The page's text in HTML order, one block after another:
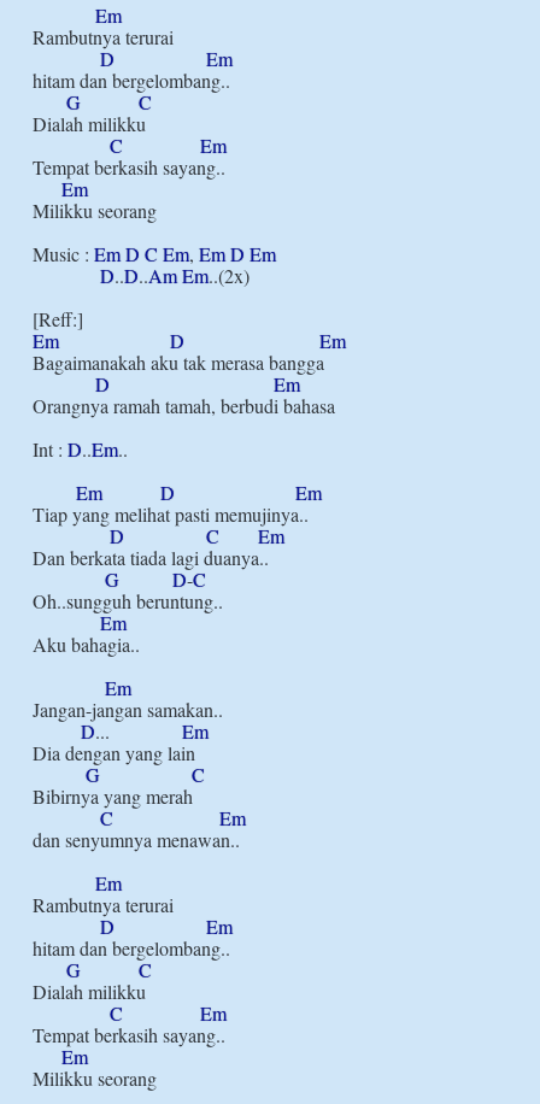
Em
Rambutnya terurai
D
Em
hitam dan bergelombang..
G
C
Dialah milikku
C
Em
Tempat berkasih sayang..
Em
Milikku seorang
Music : EmD C Em, EmD Em
D..D..AmEm..(2x)
Em
D
Em
Bagaimanakah aku tak merasa bangga
D
Em
Orangnya ramah tamah, berbudi bahasa
Int : D..Em..
Em
D
Em
Tiap yang melihat pasti memujinya..
D
C
Em
Dan berkata tiada lagi duanya..
G
D-C
Oh..sungguh beruntung..
Em
Aku bahagia..
Em
Jangan-jangan samakan..
D... Em
Dia dengan yang lain
G
C
Bibirnya yang merah
C
Em
dan senyumnya menawan..
Em
Rambutnya terurai
D
Em
hitam dan bergelombang..
G
C
Dialah milikku
C
Em
Tempat berkasih sayang..
Em